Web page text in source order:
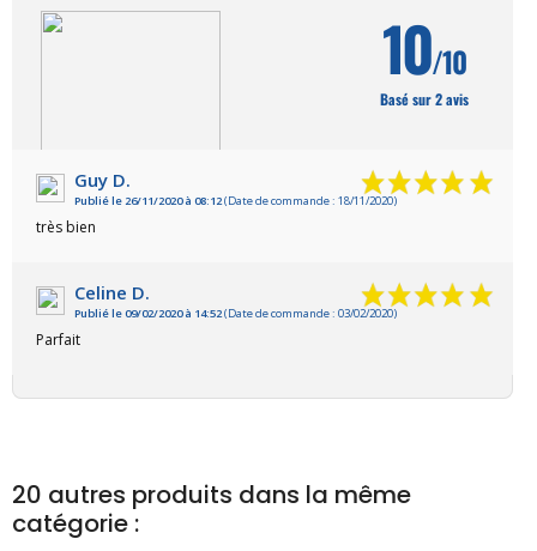
VOIR L'ATTESTATION
10/10
Basé sur 2 avis
Guy D.
Publié le 26/11/2020 à 08:12(Date de commande : 18/11/2020)
très bien
Celine D.
Publié le 09/02/2020 à 14:52(Date de commande : 03/02/2020)
Parfait
20 autres produits dans la même
catégorie :